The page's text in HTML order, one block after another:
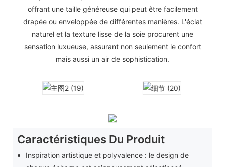
offrant une taille généreuse qui peut être facilement
drapée ou enveloppée de différentes manières. L'éclat
naturel et la texture lisse de la soie procurent une
sensation luxueuse, assurant non seulement le confort
mais aussi un air de sophistication.
Caractéristiques Du Produit
Inspiration artistique et polyvalence : le design de